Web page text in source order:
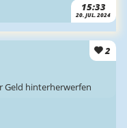
15:33
20. JUL. 2024
2
Geld hinterherwerfen